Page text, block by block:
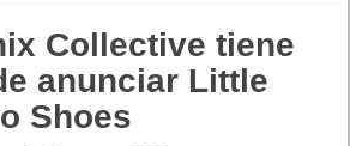
Collective tiene
anunciar Little
Shoes